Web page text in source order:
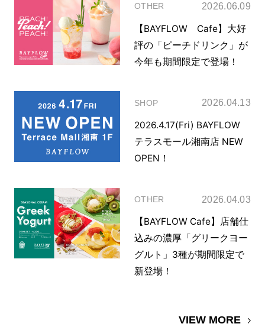
OTHER 2026.06.09
【BAYFLOW Cafe】大好
評の「ピーチドリンク」が
今年も期間限定で登場！
SHOP 2026.04.13
2026.4.17(Fri) BAYFLOW
テラスモール湘南店 NEW
OPEN！
OTHER 2026.04.03
【BAYFLOW Cafe】店舗仕
込みの濃厚「グリークヨー
グルト」3種が期間限定で
新登場！
VIEW MORE